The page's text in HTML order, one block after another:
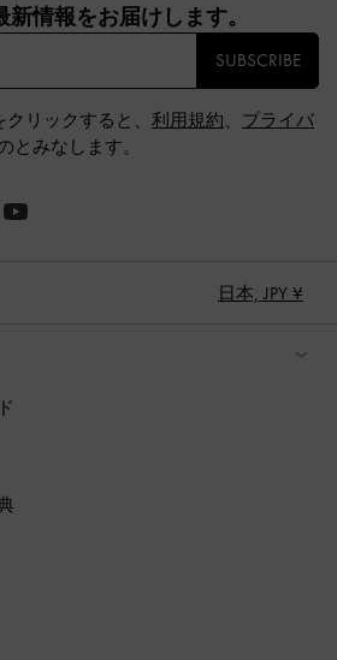
情報をお届けします。​
SUBSCRIBE
リックすると、 利用規約、 プライバ
とみなします。
日本, JPY ¥